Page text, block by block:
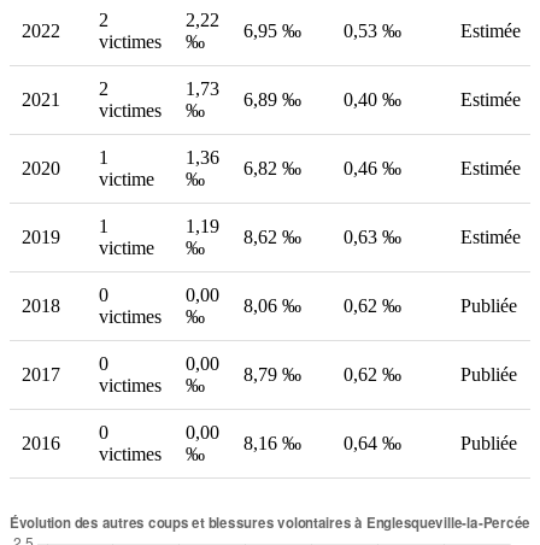
2022
2
victimes
2,22
‰
6,95 ‰ 0,53 ‰ Estimée
2021
2
victimes
1,73
‰
6,89 ‰ 0,40 ‰ Estimée
2020
1
victime
1,36
‰
6,82 ‰ 0,46 ‰ Estimée
2019
1
victime
1,19
‰
8,62 ‰ 0,63 ‰ Estimée
2018
0
victimes
0,00
‰
8,06 ‰ 0,62 ‰ Publiée
2017
0
victimes
0,00
‰
8,79 ‰ 0,62 ‰ Publiée
2016
0
victimes
0,00
‰
8,16 ‰ 0,64 ‰ Publiée